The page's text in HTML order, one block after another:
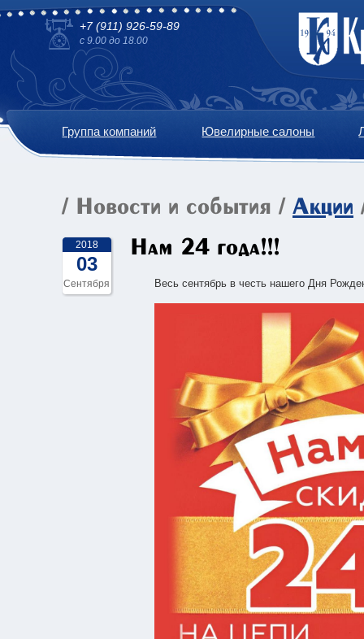
+7 (911) 926-59-89
с 9.00 до 18.00
Группа компаний Ювелирные салоны
/ Новости и события / Акции
2018
03
Сентября
Нам 24 года!!!
Весь сентябрь в честь нашего Дня